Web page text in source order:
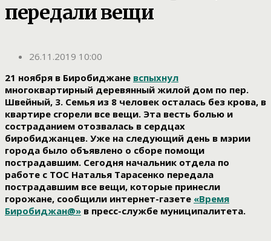
передали вещи
26.11.2019 10:00
21 ноября в Биробиджане вспыхнул
многоквартирный деревянный жилой дом по пер.
Швейный, 3. Семья из 8 человек осталась без крова, в
квартире сгорели все вещи. Эта весть болью и
состраданием отозвалась в сердцах
биробиджанцев. Уже на следующий день в мэрии
города было объявлено о сборе помощи
пострадавшим. Сегодня начальник отдела по
работе с ТОС Наталья Тарасенко передала
пострадавшим все вещи, которые принесли
горожане, сообщили интернет-газете «Время
Биробиджан@» в пресс-службе муниципалитета.